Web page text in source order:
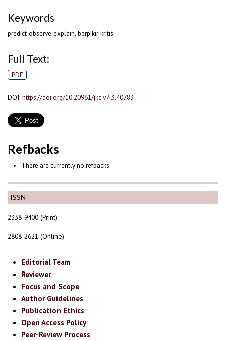
ISSN
2338-9400 (Print)
2808-2621 (Online)
Editorial Team
Reviewer
Focus and Scope
Author Guidelines
Publication Ethics
Open Access Policy
Peer-Review Process
Keywords
predict observe explain, berpikir kritis
Full Text:
PDF
DOI: https://doi.org/10.20961/jkc.v7i3.40783
Refbacks
There are currently no refbacks.